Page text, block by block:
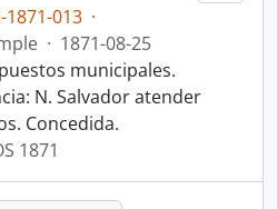
1871-013 ·
· 1871-08-25
municipales.
N. Salvador atender
Concedida.
1871